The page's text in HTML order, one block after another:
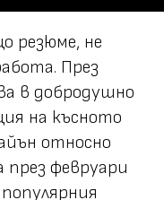
резюме, не
През
в добродушно
на късното
относно
февруари